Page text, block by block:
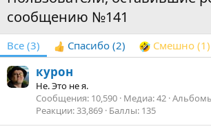
сообщению №141
Все (3) Спасибо (2) Смешно (1)
курон
Не. Это не я.
Сообщения 10,590 Медиа 42
Реакции 33,869 Баллы 135